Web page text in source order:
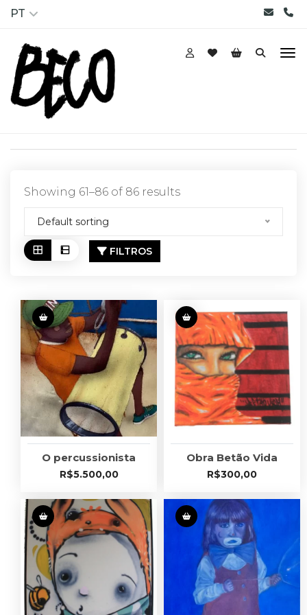
PT
Showing 61–86 of 86 results
Default sorting
FILTROS
O percussionista
R$5.500,00
Obra Betão Vida
R$300,00